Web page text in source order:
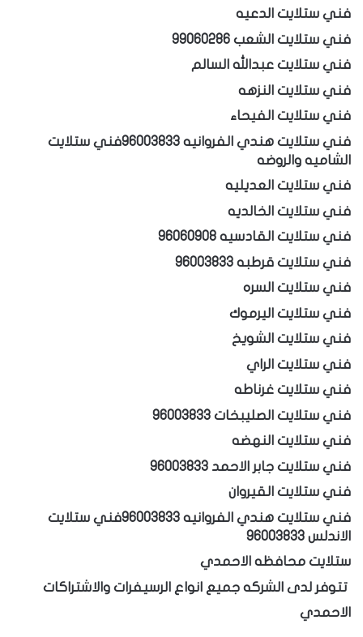
فني ستلايت الدعيه
فني ستلايت الشعب 99060286
فني ستلايت عبدالله السالم
فني ستلايت النزهه
فني ستلايت الفيحاء
فني ستلايت هندي الفروانيه 96003833
فني ستلايت
الشاميه والروضه
فني ستلايت العديليه
فني ستلايت الخالديه
فني ستلايت القادسيه 96060908
فني ستلايت قرطبه 96003833
فني ستلايت السره
فني ستلايت اليرموك
فني ستلايت الشويخ
فني ستلايت الراي
فني ستلايت غرناطه
فني ستلايت الصليبخات 96003833
فني ستلايت النهضه
فني ستلايت جابر الاحمد 96003833
فني ستلايت القيروان
فني ستلايت هندي الفروانيه 96003833
فني ستلايت
الاندلس 96003833
ستلايت محافظه الاحمدي
تتوفر لدى الشركه جميع انواع الرسيفرات والاشتراكات
الاحمدي